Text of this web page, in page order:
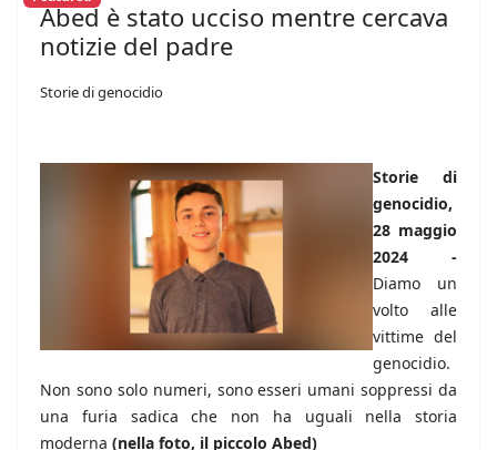
Abed è stato ucciso mentre cercava
notizie del padre
Storie di genocidio
Storie di
genocidio,
28 maggio
2024 -
Diamo un
volto alle
vittime del
genocidio.
Non sono solo numeri, sono esseri umani soppressi da
una furia sadica che non ha uguali nella storia
moderna (nella foto, il piccolo Abed)